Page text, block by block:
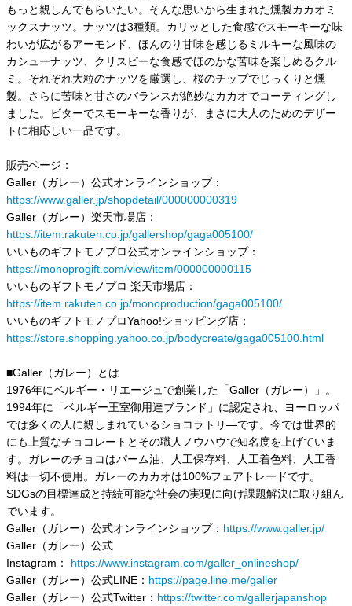
もっと親しんでもらいたい。そんな思いから生まれた燻製カカオミ
ックスナッツ。ナッツは3種類。カリッとした食感でスモーキーな味
わいが広がるアーモンド、ほんのり甘味を感じるミルキーな風味の
カシューナッツ、クリスピーな食感でほのかな苦味を楽しめるクル
ミ。それぞれ大粒のナッツを厳選し、桜のチップでじっくりと燻
製。さらに苦味と甘さのバランスが絶妙なカカオでコーティングし
ました。ビターでスモーキーな香りが、まさに大人のためのデザー
トに相応しい一品です。
販売ページ：
Galler（ガレー）公式オンラインショップ：
https://www.galler.jp/shopdetail/000000000319
Galler（ガレー）楽天市場店：
https://item.rakuten.co.jp/gallershop/gaga005100/
いいものギフトモノプロ公式オンラインショップ：
https://monoprogift.com/view/item/000000000115
いいものギフトモノプロ 楽天市場店：
https://item.rakuten.co.jp/monoproduction/gaga005100/
いいものギフトモノプロYahoo!ショッピング店：
https://store.shopping.yahoo.co.jp/bodycreate/gaga005100.html
■Galler（ガレー）とは
1976年にベルギー・リエージュで創業した「Galler（ガレー）」。
1994年に「ベルギー王室御用達ブランド」に認定され、ヨーロッパ
では多くの人に親しまれているショコラトリ―です。今では世界的
にも上質なチョコレートとその職人ノウハウで知名度を上げていま
す。ガレーのチョコはパーム油、人工保存料、人工着色料、人工香
料は一切不使用。ガレーのカカオは100%フェアトレードです。
SDGsの目標達成と持続可能な社会の実現に向け課題解決に取り組ん
でいます。
Galler（ガレー）公式オンラインショップ： https://www.galler.jp/
Galler（ガレー）公式
Instagram： https://www.instagram.com/galler_onlineshop/
Galler（ガレー）公式LINE： https://page.line.me/galler
Galler（ガレー）公式Twitter： https://twitter.com/gallerjapanshop